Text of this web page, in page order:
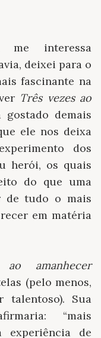
interessa
deixei para o
fascinante na
Três vezes ao
gostado demais
ele nos deixa
dos
herói, os quais
do que uma
de tudo o mais
em matéria
amanhecer
(pelo menos,
Sua
“mais
experiência de